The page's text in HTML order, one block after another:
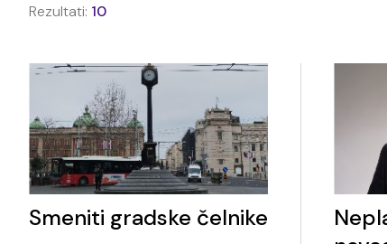
Rezultati: 10
Smeniti gradske čelnike